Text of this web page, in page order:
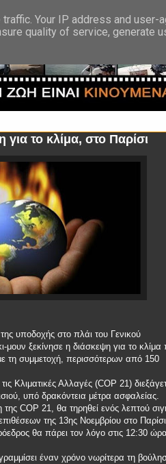
το κλίμα, στο Παρίσι
υποδοχής στο πλάι του Γενικού
ξεκίνησε η διάσκεψη για το κλίμα
τη συμμετοχή, περισσότερων από 150
Κλιματικές Αλλαγές (COP 21)
υπό δρακόντεια μέτρα ασφαλείας.
COP 21, θα τηρηθεί ενός λεπτού
της 13ης Νοεμβρίου στο Παρίσι
θα πάρει τον λόγο στις 12:30 ώρα
έναν χρόνο νωρίτερα τη
Your IP address and user-
quality of service, generate